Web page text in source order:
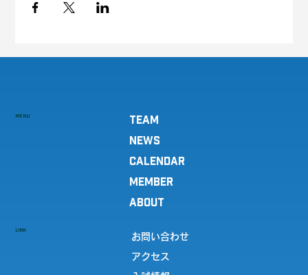
MENU
TEAM
NEWS
CALENDAR
MEMBER
ABOUT
LINK
お問い合わせ
アクセス